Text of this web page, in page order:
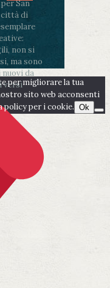
San
città di
non si
ma sono
da
versi
per migliorare la tua
sito web acconsenti
per i cookie. Ok